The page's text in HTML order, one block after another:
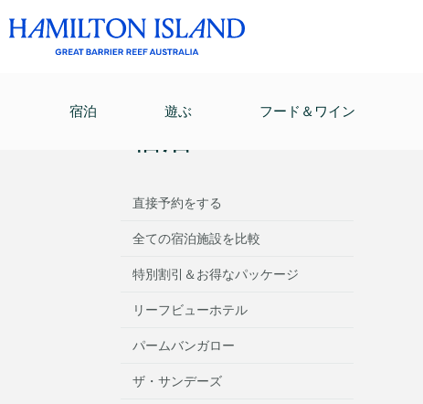
宿泊 遊ぶ フード＆ワイン
宿泊
直接予約をする
全ての宿泊施設を比較
特別割引＆お得なパッケージ
リーフビューホテル
パームバンガロー
ザ・サンデーズ